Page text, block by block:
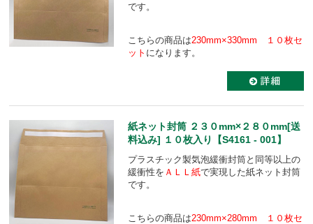
です。
こちらの商品は230mm×330mm １０枚セ
ット になります。
紙ネット封筒 ２３０mm×２８０mm[送
料込み] １０枚入り【S4161 - 001】
プラスチック製気泡緩衝封筒と同等以上の
緩衝性を ＡＬＬ紙で実現した紙ネット封筒
です。
こちらの商品は230mm×280mm １０枚セ